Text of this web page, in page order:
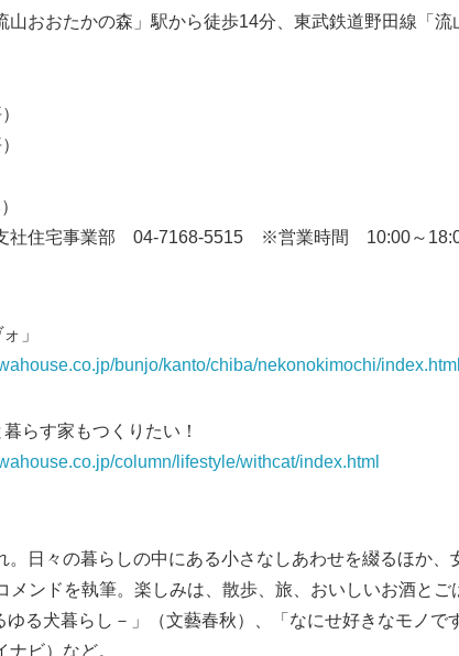
おおたかの森」駅から徒歩14分、東武鉄道野田線「流
社住宅事業部 04-7168-5515 ※営業時間 10:00～
」
bunjo/kanto/chiba/nekonokimochi/index.html
らす家もつくりたい！
column/lifestyle/withcat/index.html
日々の暮らしの中にある小さなしあわせを綴るほか、
メンドを執筆。楽しみは、散歩、旅、おいしいお酒とご
る犬暮らし－」（文藝春秋）、「なにせ好きなモノで
ナビ）など。